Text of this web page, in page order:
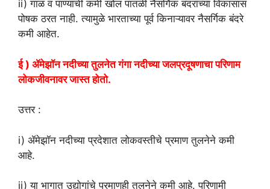
ii) गाळ व पाण्याची कमी खोल पातळी नैसर्गिक बंदरांच्या विकासास
पोषक ठरत नाही. त्यामुळे भारताच्या पूर्व किनाऱ्यावर नैसर्गिक बंदरे
कमी आहेत.
ई ) ॲमेझॉन नदीच्या तुलनेत गंगा नदीच्या जलप्रदूषणाचा परिणाम
लोकजीवनावर जास्त होतो.
उत्तर :
i) ॲमेझॉन नदीच्या प्रदेशात लोकवस्तीचे प्रमाण तुलनेने कमी
आहे.
ii) या भागात उद्योगांचे प्रमाणही तुलनेने कमी आहे. परिणामी